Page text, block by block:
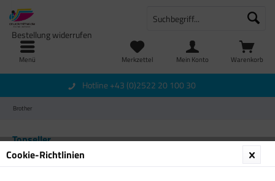
Menü Warenkorb
Merkzettel
Bestellung widerrufen
Mein Konto
Hotline +43 (0)2522 20 100 30
Brother
Topseller
Cookie-Richtlinien